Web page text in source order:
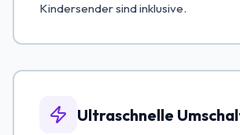
Kindersender sind inklusive.
Ultraschnelle